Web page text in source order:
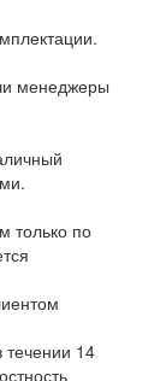
менеджеры
только по
течении 14